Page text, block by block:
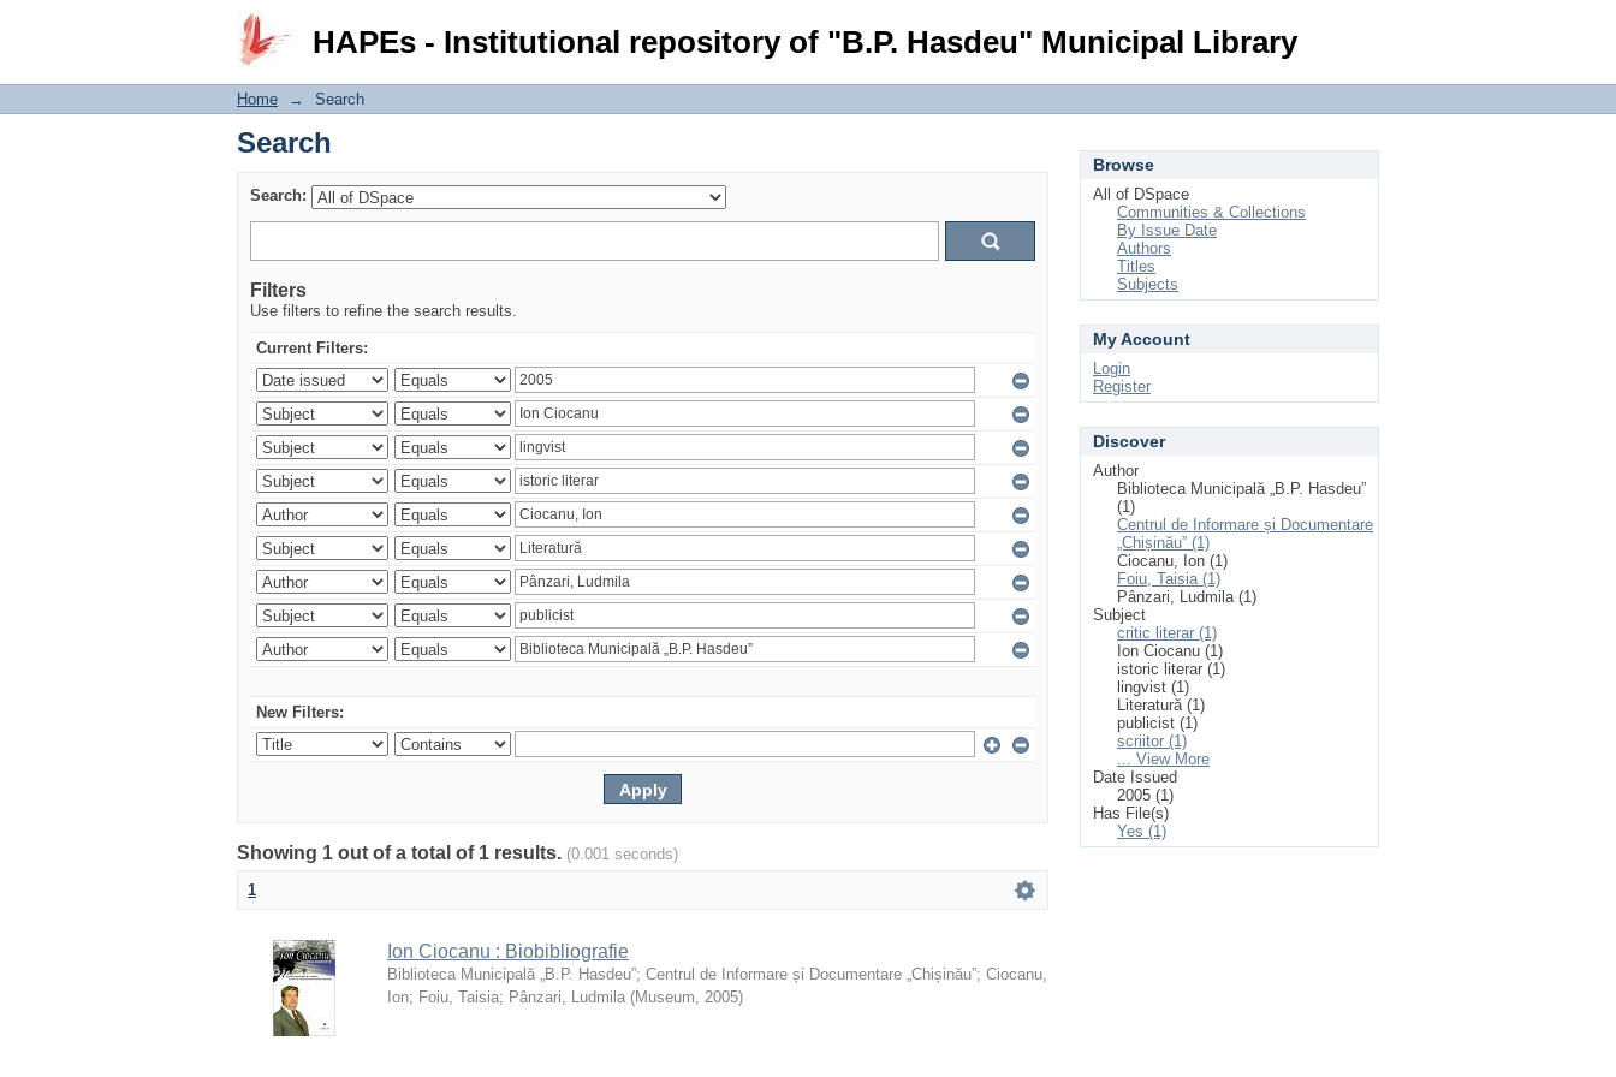
HAPEs - Institutional repository of "B.P. Hasdeu" Municipal Library
Search
Home → Search
Search
Search:
Filters
Use filters to refine the search results.
Current Filters:
New Filters:
Showing 1 out of a total of 1 results. (0.001 seconds)
1
Ion Ciocanu : Biobibliografie
Biblioteca Municipală „B.P. Hasdeu”; Centrul de Informare și Documentare „Chișinău”; Ciocanu,
Ion; Foiu, Taisia; Pânzari, Ludmila (Museum, 2005)
Browse
All of DSpace
Communities & Collections
By Issue Date
Authors
Titles
Subjects
My Account
Login
Register
Discover
Author
Biblioteca Municipală „B.P. Hasdeu”
(1)
Centrul de Informare și Documentare
„Chișinău” (1)
Ciocanu, Ion (1)
Foiu, Taisia (1)
Pânzari, Ludmila (1)
Subject
critic literar (1)
Ion Ciocanu (1)
istoric literar (1)
lingvist (1)
Literatură (1)
publicist (1)
scriitor (1)
... View More
Date Issued
2005 (1)
Has File(s)
Yes (1)